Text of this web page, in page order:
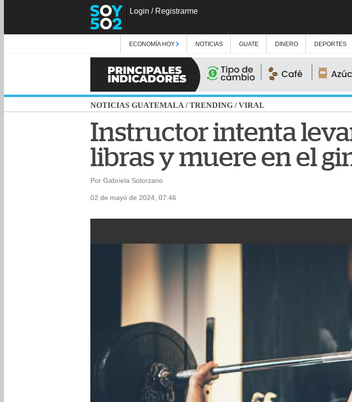
Login / Registrarme
ECONOMÍA HOY NOTICIAS GUATE DINERO DEPORTES
NOTICIAS GUATEMALA /TRENDING /VIRAL
Instructor intenta
libras y muere en el
Por Gabriela Solorzano
02 de mayo de 2024, 07:46